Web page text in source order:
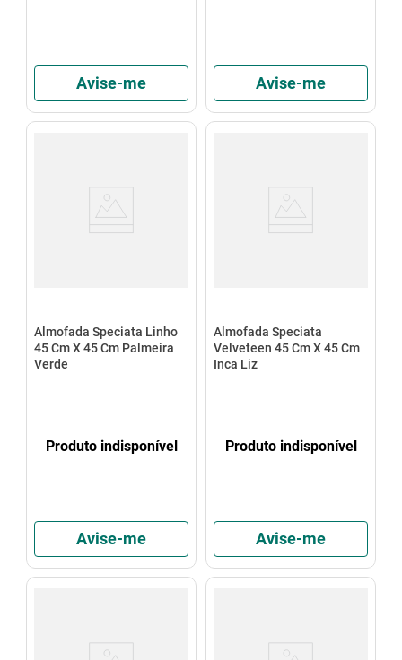
Avise-me Avise-me
Almofada Speciata Linho
45 Cm X 45 Cm Palmeira
Verde
Produto indisponível
Avise-me
Almofada Speciata
Velveteen 45 Cm X 45 Cm
Inca Liz
Produto indisponível
Avise-me